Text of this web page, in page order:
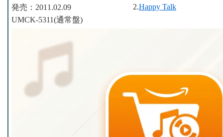
2.Happy Talk
発売：2011.02.09
UMCK-5311(通常盤)